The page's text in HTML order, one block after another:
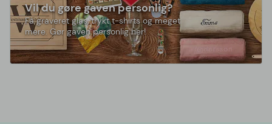
Vil du gøre gaven personlig?
Få graveret glas, trykt t-shirts og meget
mere. Gør gaven personlig her!